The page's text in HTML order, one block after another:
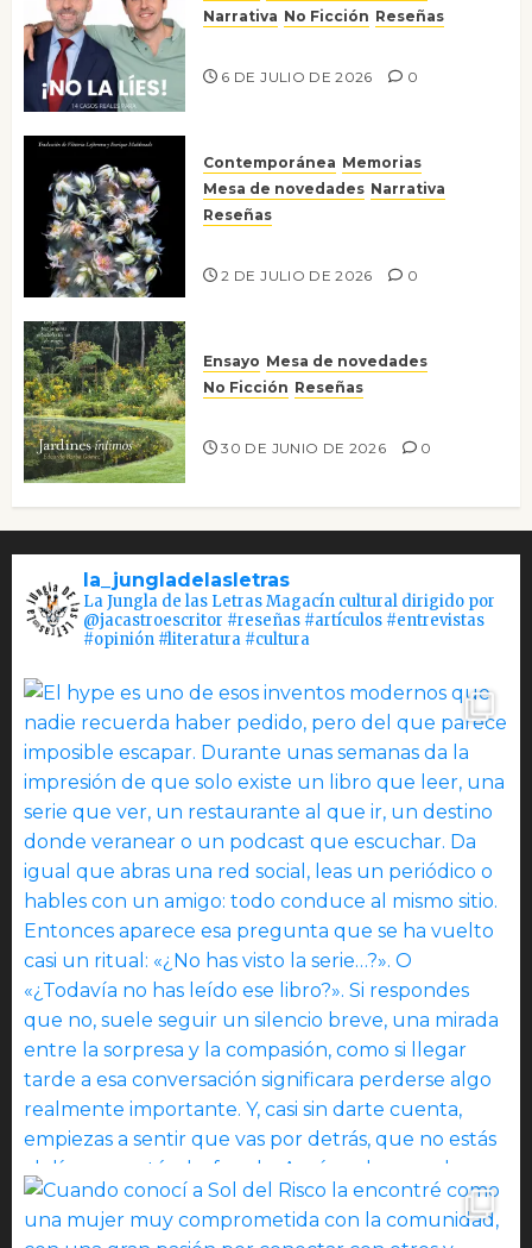
Narrativa No Ficción Reseñas
6 DE JULIO DE 2026 0
Contemporánea Memorias
Mesa de novedades Narrativa
Reseñas
2 DE JULIO DE 2026 0
Ensayo Mesa de novedades
No Ficción Reseñas
30 DE JUNIO DE 2026 0
la_jungladelasletras
La Jungla de las Letras Magacín cultural dirigido por
@jacastroescritor #reseñas #artículos #entrevistas
#opinión #literatura #cultura